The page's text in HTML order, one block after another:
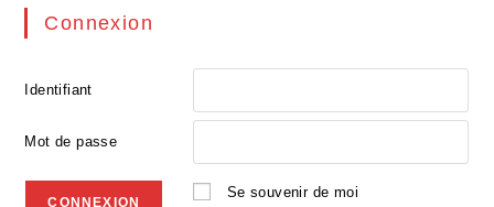
Connexion
Identifiant
Mot de passe
Se souvenir de moi